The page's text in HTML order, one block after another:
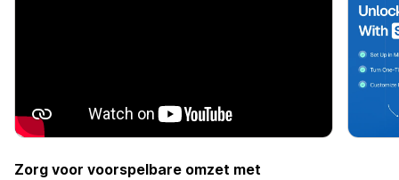
Zorg voor voorspelbare omzet met